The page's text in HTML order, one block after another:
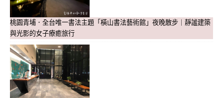
桃園青埔．全台唯一書法主題「橫山書法藝術館」夜晚散步｜靜謐建築
與光影的女子療癒旅行